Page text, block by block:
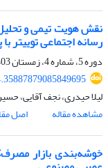
نقش هویت تیمی و
رسانه اجتماعی توییتر
دوره 5، شماره 4، زمستان 1403، صفحه
لیلا حیدری، نجف آقایی،
مشاهده مقاله
اصل
خوشه‌بندی بازار